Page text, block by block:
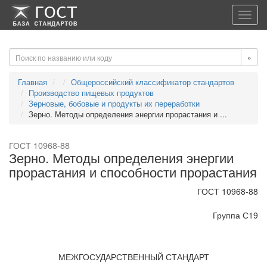
-->-->
»
Главная
Общероссийский классификатор стандартов
Производство пищевых продуктов
Зерновые, бобовые и продукты их переработки
Зерно. Методы определения энергии прорастания и ...
ГОСТ 10968-88
Зерно. Методы определения энергии
прорастания и способности прорастания
ГОСТ 10968-88
Группа С19
МЕЖГОСУДАРСТВЕННЫЙ СТАНДАРТ